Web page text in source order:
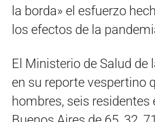
la borda» el esfuerzo
los efectos de la
El Ministerio de Salud
en su reporte vespertino
hombres, seis residentes